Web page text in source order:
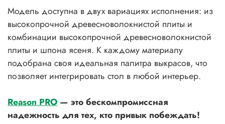
Модель доступна в двух вариациях исполнения: из
высокопрочной древесноволокнистой плиты и
комбинации высокопрочной древесноволокнистой
плиты и шпона ясеня. К каждому материалу
подобрана своя идеальная палитра выкрасов, что
позволяет интегрировать стол в любой интерьер.
Reason PRO — это бескомпромиссная
надежность для тех, кто привык побеждать!